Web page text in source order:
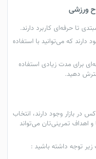
تا حرفه‌ای کاربرد دارند.
که می‌توانید با استفاده
برای مدت زیادی استفاده
دهید.
در بازار وجود دارند، انتخاب
اهداف تمرینی‌تان می‌تواند
توجه داشته باشید :